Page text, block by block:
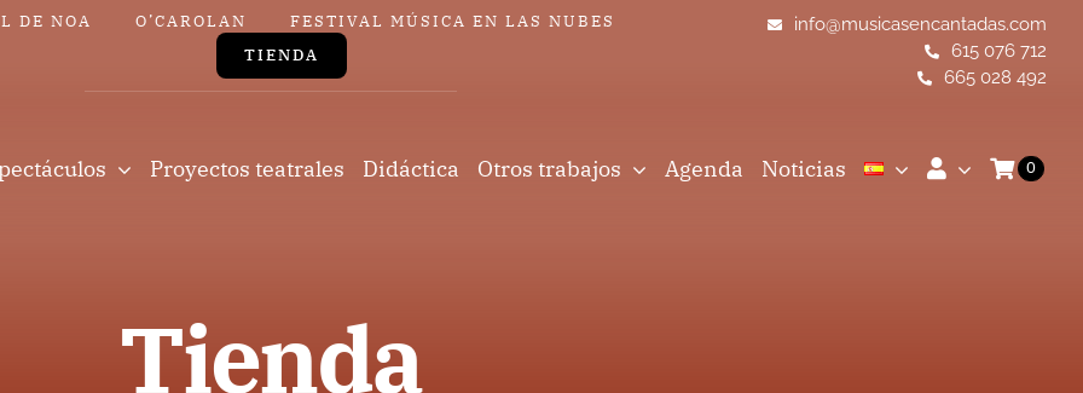
DE NOA O’CAROLAN
FESTIVAL MÚSICA EN LAS NUBES
TIENDA
info@musicasencantadas.com
615 076 712
665 028 492
Proyectos teatrales Didáctica Otros trabajos Agenda Noticias 0
Tienda